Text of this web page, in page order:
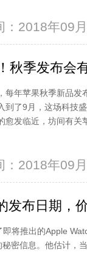
：2018年09
秋季发布会
每年苹果秋季新品发
到了9月，这场科技
愈发临近，坊间有关
：2018年09
发布日期，
将推出的Apple
密信息。他估计，